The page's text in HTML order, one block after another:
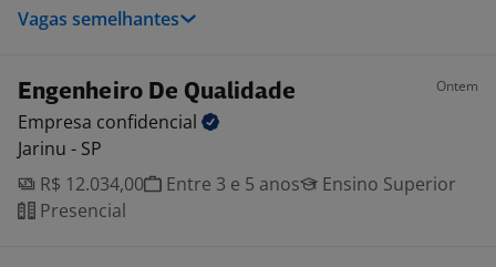
Vagas semelhantes
Engenheiro De Qualidade Ontem
Empresa confidencial
Jarinu - SP
R$ 12.034,00
Entre 3 e 5 anos
Ensino Superior
Presencial